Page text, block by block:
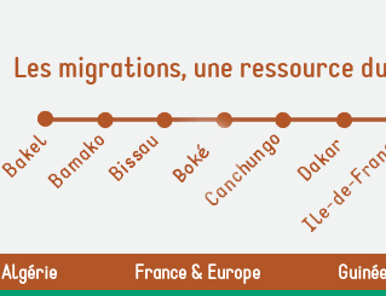
Les migrations, une ressource
Algérie France & Europe Guinée